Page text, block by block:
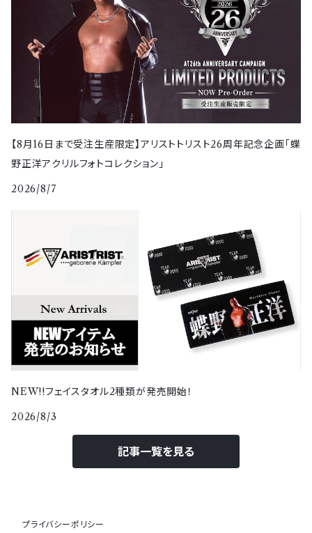
【8月16日まで受注生産限定】アリストトリスト26周年記念企画「蝶
野正洋アクリルフォトコレクション」
2026/8/7
NEW!!フェイスタオル2種類が発売開始！
2026/8/3
記事一覧を見る
プライバシーポリシー